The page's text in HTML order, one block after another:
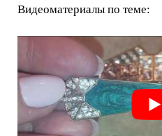
Видеоматериалы по теме: